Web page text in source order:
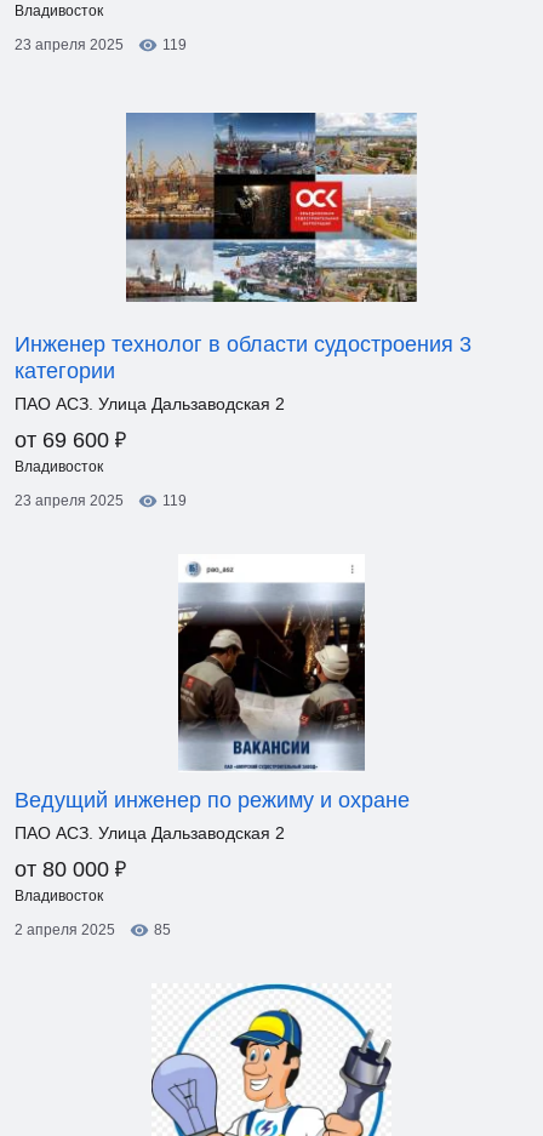
Владивосток
23 апреля 2025
119
Инженер технолог в области судостроения 3
категории
ПАО АСЗ. Улица Дальзаводская 2
от 69 600 ₽
Владивосток
23 апреля 2025
119
Ведущий инженер по режиму и охране
ПАО АСЗ. Улица Дальзаводская 2
от 80 000 ₽
Владивосток
2 апреля 2025
85